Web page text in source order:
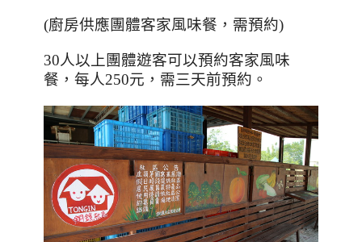
(廚房供應團體客家風味餐，需預約)
30人以上團體遊客可以預約客家風味
餐，每人250元，需三天前預約。